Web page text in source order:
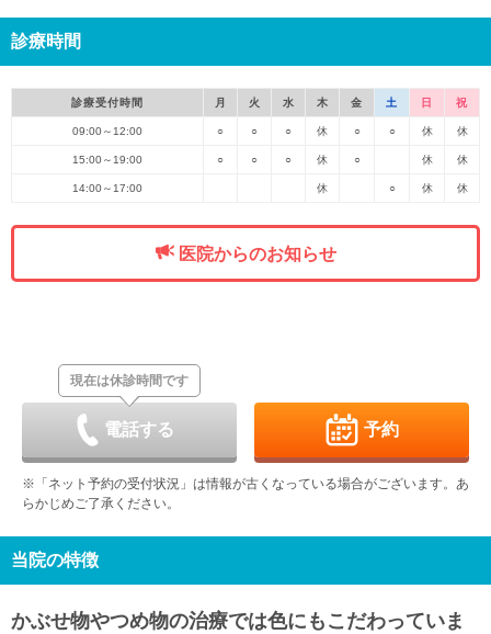
診療時間
診療受付時間 月 火 水 木 金 土 日 祝
09:00～12:00 ○ ○ ○ 休 ○ ○ 休 休
15:00～19:00 ○ ○ ○ 休 ○ 休 休
14:00～17:00 休 ○ 休 休
医院からのお知らせ
現在は休診時間です
電話する 予約
※「ネット予約の受付状況」は情報が古くなっている場合がございます。あ
らかじめご了承ください。
当院の特徴
かぶせ物やつめ物の治療では色にもこだわっていま